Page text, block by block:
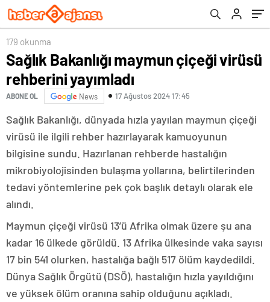
179 okunma
Sağlık Bakanlığı maymun çiçeği virüsü
rehberini yayımladı
ABONE OL News 17 Ağustos 2024 17:45
Sağlık Bakanlığı, dünyada hızla yayılan maymun çiçeği
virüsü ile ilgili rehber hazırlayarak kamuoyunun
bilgisine sundu. Hazırlanan rehberde hastalığın
mikrobiyolojisinden bulaşma yollarına, belirtilerinden
tedavi yöntemlerine pek çok başlık detaylı olarak ele
alındı.
Maymun çiçeği virüsü 13’ü Afrika olmak üzere şu ana
kadar 16 ülkede görüldü. 13 Afrika ülkesinde vaka sayısı
17 bin 541 olurken, hastalığa bağlı 517 ölüm kaydedildi.
Dünya Sağlık Örgütü (DSÖ), hastalığın hızla yayıldığını
ve yüksek ölüm oranına sahip olduğunu açıkladı.